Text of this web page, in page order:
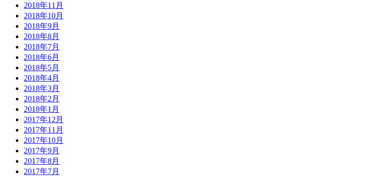
2018年11月
2018年10月
2018年9月
2018年8月
2018年7月
2018年6月
2018年5月
2018年4月
2018年3月
2018年2月
2018年1月
2017年12月
2017年11月
2017年10月
2017年9月
2017年8月
2017年7月